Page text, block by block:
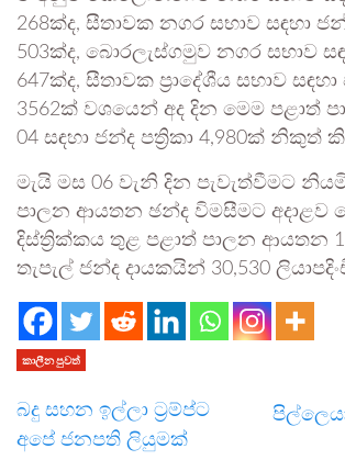
268ක්ද, සීතාවක නගර සභාව සඳහා
503ක්ද, බොරලැස්ගමුව නගර සභාව
647ක්ද, සීතාවක ප්‍රාදේශීය සභාව සඳහා
3562ක් වශයෙන් අද දින මෙම පළාත්
04 සඳහා ජන්ද පත්‍රිකා 4,980ක් නිකුත්
මැයි මස 06 වැනි දින පැවැත්වීමට
පාලන ආයතන ඡන්ද විමසීමට අදාළව
දිස්ත්‍රික්කය තුළ පළාත් පාලන ආයතන
තැපැල් ජන්ද දායකයින් 30,530
කාලීන පුවත්
බදු සහන ඉල්ලා ට්‍රම්ප්ට
අපේ ජනපති ලියුමක්